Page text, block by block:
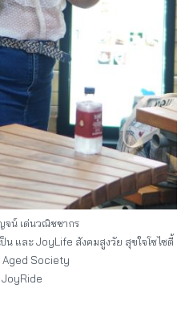
น์ เด่นวณิชชากร
น และ JoyLife สังคมสูงวัย สุขใจโซไซตี้
Aged Society
JoyRide